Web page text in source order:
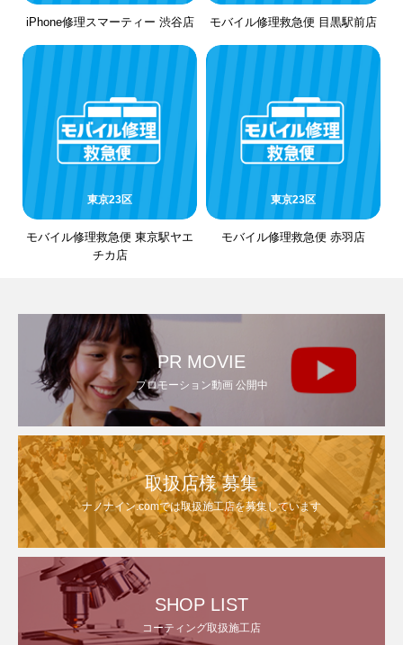
iPhone修理スマーティー 渋谷店 モバイル修理救急便 目黒駅前店
東京23区
モバイル修理救急便 東京駅ヤエ
チカ店
東京23区
モバイル修理救急便 赤羽店
PR MOVIE
プロモーション動画 公開中
取扱店様 募集
ナノナイン.comでは取扱施工店を募集しています
SHOP LIST
コーティング取扱施工店